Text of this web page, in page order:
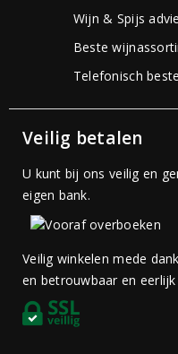
Wijn & Spijs
Beste
Telefonisch
Veilig betalen
U kunt bij ons veilig en
eigen bank.
Veilig winkelen mede
en betrouwbaar en eerlijk